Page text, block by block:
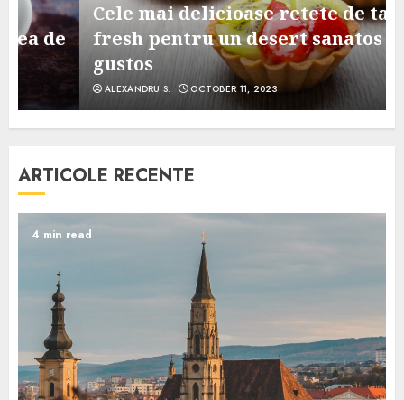
Cele mai delicioase retete de tarte
fresh pentru un desert sanatos si
gustos
ALEXANDRU S. OCTOBER 11, 2023
ARTICOLE RECENTE
4 min read